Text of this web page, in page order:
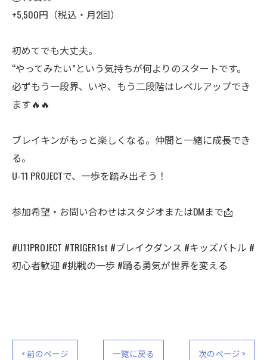
+5,500円（税込・月2回）
初めてでも大丈夫。
“やってみたい”という気持ちが何よりのスタートです。
必ずもう一段界、いや、もう二段階はレベルアップでき
ます🔥🔥
ブレイキンがもっと楽しくなる。仲間と一緒に成長でき
る。
U-11 PROJECTで、一歩を踏み出そう！
参加希望・お問い合わせはスタジオまたはDMまで📩
#U11PROJECT #TRIGER1st #ブレイクダンス #キッズバトル #
初心者歓迎 #挑戦の一歩 #踊る勇気が世界を変える
< 前のページ 一覧に戻る 次のページ >
公式ラジオ番組「ダンスのとなり」スタート！ スタ
公式ラジオ番組「ダンスのとなり」スタート！ スタ